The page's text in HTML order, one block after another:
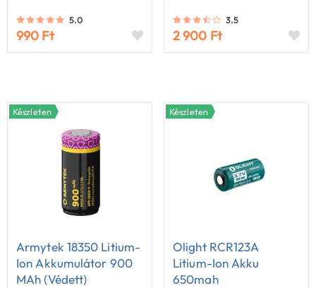
5.0
990 Ft
3.5
2 900 Ft
Készleten
Armytek 18350 Litium-
Ion Akkumulátor 900
MAh (védett)
Készleten
Olight RCR123A
Litium-Ion Akku
650mah